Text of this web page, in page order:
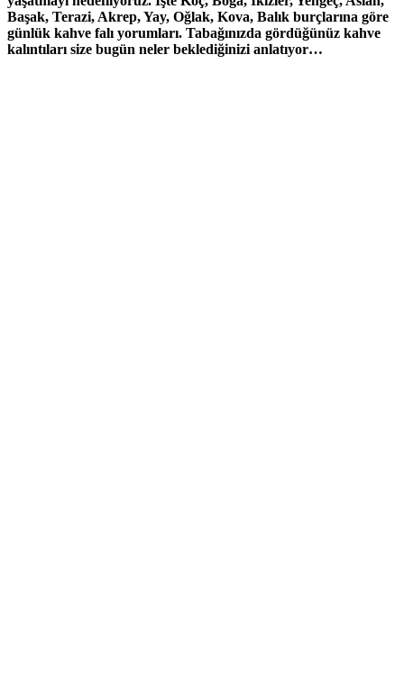
Başak, Terazi, Akrep, Yay, Oğlak, Kova, Balık burçlarına göre
günlük kahve falı yorumları. Tabağınızda gördüğünüz kahve
kalıntıları size bugün neler beklediğinizi anlatıyor…